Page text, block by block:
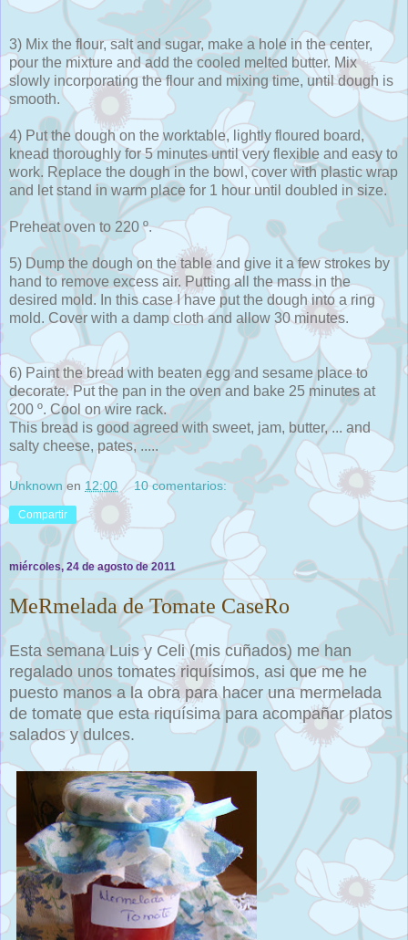
3) Mix the flour, salt and sugar, make a hole in the center,
pour the mixture and add the cooled melted butter. Mix
slowly incorporating the flour and mixing time, until dough is
smooth.
4) Put the dough on the worktable, lightly floured board,
knead thoroughly for 5 minutes until very flexible and easy to
work. Replace the dough in the bowl, cover with plastic wrap
and let stand in warm place for 1 hour until doubled in size.
Preheat oven to 220 º.
5) Dump the dough on the table and give it a few strokes by
hand to remove excess air. Putting all the mass in the
desired mold. In this case I have put the dough into a ring
mold. Cover with a damp cloth and allow 30 minutes.
6) Paint the bread with beaten egg and sesame place to
decorate. Put the pan in the oven and bake 25 minutes at
200 º. Cool on wire rack.
This bread is good agreed with sweet, jam, butter, ... and
salty cheese, pates, .....
Unknown en 12:00 10 comentarios:
Compartir
miércoles, 24 de agosto de 2011
MeRmelada de Tomate CaseRo
Esta semana Luis y Celi (mis cuñados) me han
regalado unos tomates riquísimos, asi que me he
puesto manos a la obra para hacer una mermelada
de tomate que esta riquísima para acompañar platos
salados y dulces.